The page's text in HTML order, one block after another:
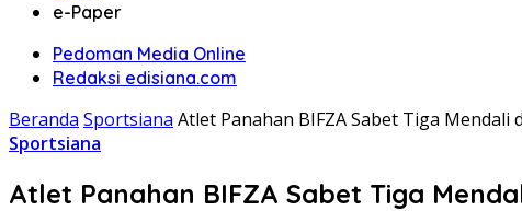
e-Paper
Pedoman Media Online
Redaksi edisiana.com
Beranda Sportsiana Atlet Panahan BIFZA Sabet Tiga Mendali
Sportsiana
Atlet Panahan BIFZA Sabet Tiga